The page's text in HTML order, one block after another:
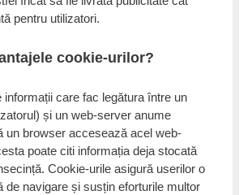
pentru utilizatori.
cookie-urilor?
informații care fac legătura între un
și un web-server anume
un browser accesează acel web-
poate citi informația deja stocată
Cookie-urile asigură userilor o
de navigare și susțin eforturile multor